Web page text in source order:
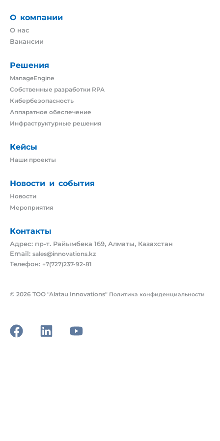
О компании
О нас
Вакансии
Решения
ManageEngine
Собственные разработки RPA
Кибербезопасность
Аппаратное обеспечение
Инфраструктурные решения
Кейсы
Наши проекты
Новости и события
Новости
Мероприятия
Контакты
Адрес: пр-т. Райымбека 169, Алматы, Казахстан
Email: sales@innovations.kz
Телефон: +7(727)237-92-81
© 2026 ТОО "Alatau Innovations" Политика конфиденциальности